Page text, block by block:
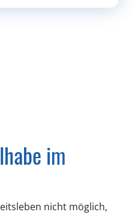
im
nicht möglich,